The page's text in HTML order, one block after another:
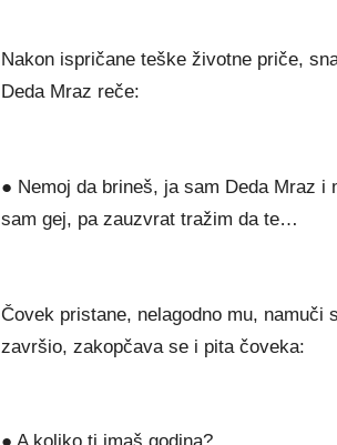
Nakon ispričane teške životne priče,
Deda Mraz reče:
● Nemoj da brineš, ja sam Deda Mraz
sam gej, pa zauzvrat tražim da te…
Čovek pristane, nelagodno mu, namuči
završio, zakopčava se i pita čoveka: